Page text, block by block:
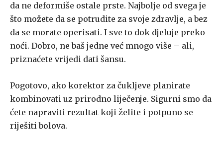
da ne deformiše ostale prste. Najbolje od svega je
što možete da se potrudite za svoje zdravlje, a bez
da se morate operisati. I sve to dok djeluje preko
noći. Dobro, ne baš jedne već mnogo više – ali,
priznaćete vrijedi dati šansu.
Pogotovo, ako korektor za čukljeve planirate
kombinovati uz prirodno liječenje. Sigurni smo da
ćete napraviti rezultat koji želite i potpuno se
riješiti bolova.